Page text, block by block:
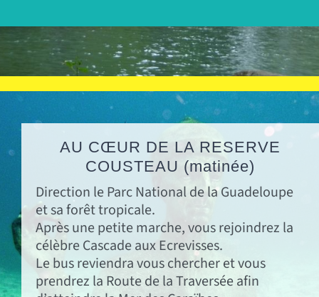
AU CŒUR DE LA RESERVE
COUSTEAU (matinée)
Direction le Parc National de la Guadeloupe
et sa forêt tropicale.
Après une petite marche, vous rejoindrez la
célèbre Cascade aux Ecrevisses.
Le bus reviendra vous chercher et vous
prendrez la Route de la Traversée afin